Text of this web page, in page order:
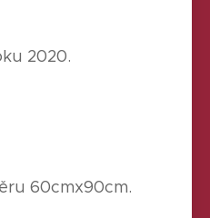
2020.
60cmx90cm.